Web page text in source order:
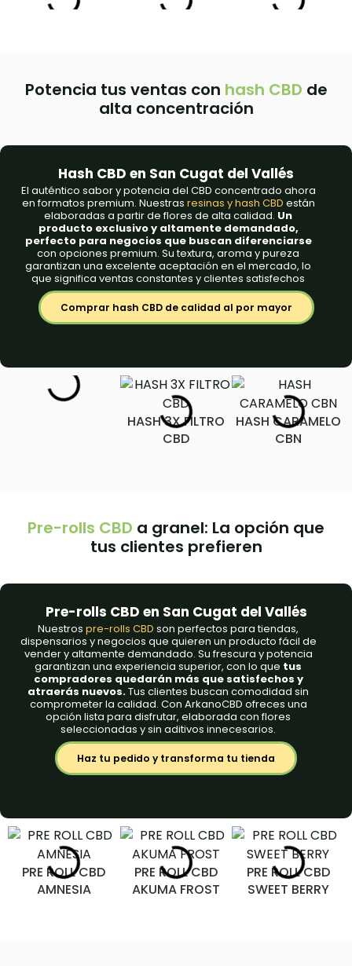
Potencia tus ventas con hash CBD de
alta concentración
Hash CBD en San Cugat del Vallés
El auténtico sabor y potencia del CBD concentrado ahora
en formatos premium. Nuestras resinas y hash CBD están
elaboradas a partir de flores de alta calidad. Un
producto exclusivo y altamente demandado,
perfecto para negocios que buscan diferenciarse
con opciones premium. Su textura, aroma y pureza
garantizan una excelente aceptación en el mercado, lo
que significa ventas constantes y clientes satisfechos
Comprar hash CBD de calidad al por mayor
HASH 3X FILTRO
CBD
HASH CARAMELO
CBN
Pre-rolls CBD a granel: La opción que
tus clientes prefieren
Pre-rolls CBD en San Cugat del Vallés
Nuestrospre-rolls CBD son perfectos para tiendas,
dispensarios y negocios que quieren un producto fácil de
vender y altamente demandado. Su frescura y potencia
garantizan una experiencia superior, con lo que tus
compradores quedarán más que satisfechos y
atraerás nuevos.Tus clientes buscan comodidad sin
comprometer la calidad. Con ArkanoCBD ofreces una
opción lista para disfrutar, elaborada con flores
seleccionadas y sin aditivos innecesarios.
Haz tu pedido y transforma tu tienda
PRE ROLL CBD
AMNESIA
PRE ROLL CBD
AKUMA FROST
PRE ROLL CBD
SWEET BERRY